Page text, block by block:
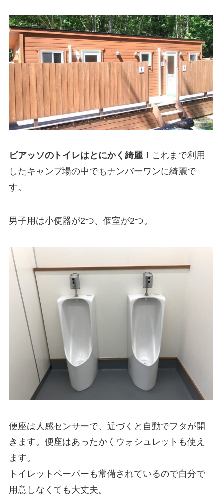
ビアッソのトイレはとにかく綺麗！ これまで利用
したキャンプ場の中でもナンバーワンに綺麗で
す。
男子用は小便器が2つ、個室が2つ。
便座は人感センサーで、近づくと自動でフタが開
きます。便座はあったかくウォシュレットも使え
ます。
トイレットペーパーも常備されているので自分で
用意しなくても大丈夫。